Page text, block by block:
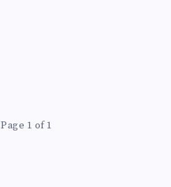
Page 1 of 1